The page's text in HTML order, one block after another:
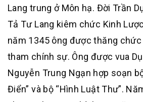
Lang trung ở Môn hạ. Đời Trần
Tả Tư Lang kiêm chức Kinh
năm 1345 ông được thăng chức
tham chính sự. Ông được vua
Nguyễn Trung Ngạn hợp soạn
Điển” và bộ “Hình Luật Thư”.